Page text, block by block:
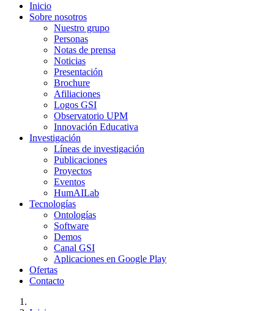
Inicio
Sobre nosotros
Nuestro grupo
Personas
Notas de prensa
Noticias
Presentación
Brochure
Afiliaciones
Logos GSI
Observatorio UPM
Innovación Educativa
Investigación
Líneas de investigación
Publicaciones
Proyectos
Eventos
HumAILab
Tecnologías
Ontologías
Software
Demos
Canal GSI
Aplicaciones en Google Play
Ofertas
Contacto